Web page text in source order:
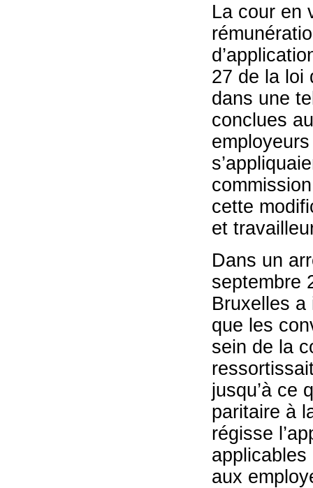
La cour en
27 de la loi
dans une
conclues
cette
et
Dans un
septembre
Bruxelles
que les
sein de la
jusqu’à ce
paritaire à
régisse
applicables
aux